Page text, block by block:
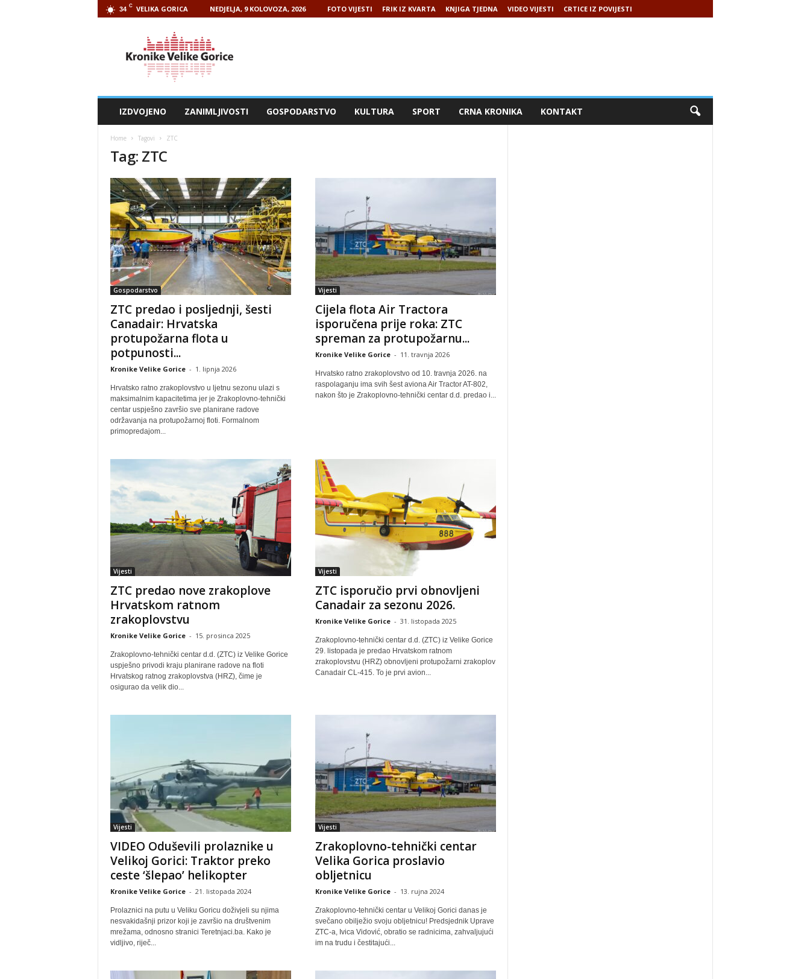
34 C VELIKA GORICA NEDJELJA, 9 KOLOVOZA, 2026 FOTO VIJESTI FRIK IZ KVARTA KNJIGA TJEDNA VIDEO VIJESTI CRTICE IZ POVIJESTI
IZDVOJENO ZANIMLJIVOSTI GOSPODARSTVO KULTURA SPORT CRNA KRONIKA KONTAKT
Home Tagovi ZTC
Tag: ZTC
Gospodarstvo
ZTC predao i posljednji, šesti
Canadair: Hrvatska
protupožarna flota u
potpunosti...
Kronike Velike Gorice - 1. lipnja 2026
Hrvatsko ratno zrakoplovstvo u ljetnu sezonu ulazi s
maksimalnim kapacitetima jer je Zrakoplovno-tehnički
centar uspješno završio sve planirane radove
održavanja na protupožarnoj floti. Formalnom
primopredajom...
Vijesti
Cijela flota Air Tractora
isporučena prije roka: ZTC
spreman za protupožarnu...
Kronike Velike Gorice - 11. travnja 2026
Hrvatsko ratno zrakoplovstvo od 10. travnja 2026. na
raspolaganju ima svih šest aviona Air Tractor AT-802,
nakon što je Zrakoplovno-tehnički centar d.d. predao i...
Vijesti
ZTC predao nove zrakoplove
Hrvatskom ratnom
zrakoplovstvu
Kronike Velike Gorice - 15. prosinca 2025
Zrakoplovno-tehnički centar d.d. (ZTC) iz Velike Gorice
uspješno privodi kraju planirane radove na floti
Hrvatskog ratnog zrakoplovstva (HRZ), čime je
osigurao da velik dio...
Vijesti
ZTC isporučio prvi obnovljeni
Canadair za sezonu 2026.
Kronike Velike Gorice - 31. listopada 2025
Zrakoplovno-tehnički centar d.d. (ZTC) iz Velike Gorice
29. listopada je predao Hrvatskom ratnom
zrakoplovstvu (HRZ) obnovljeni protupožarni zrakoplov
Canadair CL-415. To je prvi avion...
Vijesti
VIDEO Oduševili prolaznike u
Velikoj Gorici: Traktor preko
ceste ‘šlepao’ helikopter
Kronike Velike Gorice - 21. listopada 2024
Prolaznici na putu u Veliku Goricu doživjeli su njima
nesvakidašnji prizor koji je završio na društvenim
mrežama, odnosno stranici Teretnjaci.ba. Kako je
vidljivo, riječ...
Vijesti
Zrakoplovno-tehnički centar
Velika Gorica proslavio
obljetnicu
Kronike Velike Gorice - 13. rujna 2024
Zrakoplovno-tehnički centar u Velikoj Gorici danas je
svečano obilježio svoju obljetnicu! Predsjednik Uprave
ZTC-a, Ivica Vidović, obratio se radnicima, zahvaljujući
im na trudu i čestitajući...